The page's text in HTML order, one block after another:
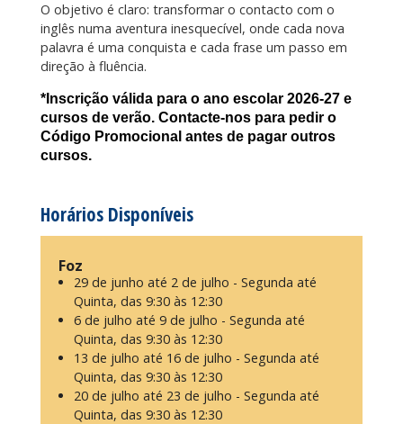
O objetivo é claro: transformar o contacto com o
inglês numa aventura inesquecível, onde cada nova
palavra é uma conquista e cada frase um passo em
direção à fluência.
*Inscrição válida para o ano escolar 2026-27 e
cursos de verão. Contacte-nos para pedir o
Código Promocional antes de pagar outros
cursos.
Horários Disponíveis
Foz
29 de junho até 2 de julho - Segunda até
Quinta, das 9:30 às 12:30
6 de julho até 9 de julho - Segunda até
Quinta, das 9:30 às 12:30
13 de julho até 16 de julho - Segunda até
Quinta, das 9:30 às 12:30
20 de julho até 23 de julho - Segunda até
Quinta, das 9:30 às 12:30